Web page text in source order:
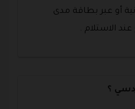
أو عبر بطاقة مدى
الاستلام .
؟